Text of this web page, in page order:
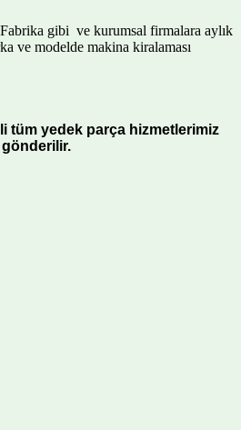
gibi ve kurumsal firmalara aylık
ve modelde makina kiralaması
tüm yedek parça hizmetlerimiz